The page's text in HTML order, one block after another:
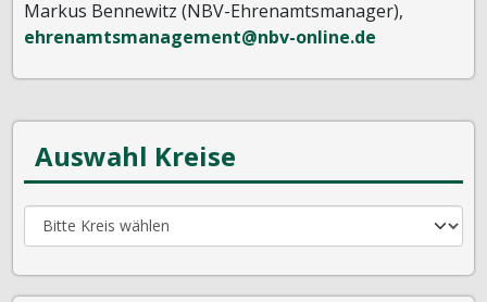
Markus Bennewitz (NBV-Ehrenamtsmanager),
ehrenamtsmanagement@nbv-online.de
Auswahl Kreise